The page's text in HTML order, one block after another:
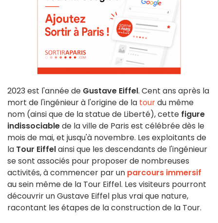
2023 est l'année de Gustave Eiffel. Cent ans après la
mort de l'ingénieur à l'origine de la tourdu même
nom (ainsi que de la statue de Liberté), cette figure
indissociablede la ville de Paris est célébrée dès le
mois de mai, et jusqu'à novembre. Les exploitants de
la Tour Eiffelainsi que les descendants de l'ingénieur
se sont associés pour proposer de nombreuses
activités, à commencer par un parcours immersif
au sein même de la Tour Eiffel. Les visiteurs pourront
découvrir un Gustave Eiffel plus vrai que nature,
racontant les étapes de la construction de la Tour.